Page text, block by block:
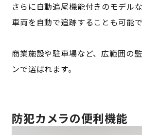
さらに自動追尾機能付きのモデル
車両を自動で追跡することも可能で
商業施設や駐車場など、広範囲の
ンで選ばれます。
防犯カメラの便利機能